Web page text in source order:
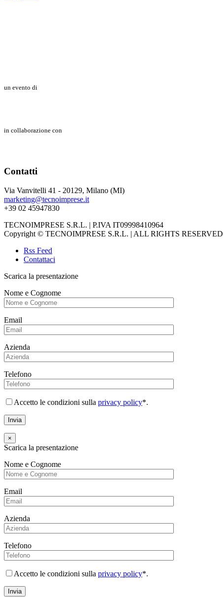
un evento di
in collaborazione con
Contatti
Via Vanvitelli 41 - 20129, Milano (MI)
marketing@tecnoimprese.it
+39 02 45947830
TECNOIMPRESE S.R.L. | P.IVA IT09998410964
Copyright © TECNOIMPRESE S.R.L. | ALL RIGHTS RESERVED
Rss Feed
Contattaci
Scarica la presentazione
Nome e Cognome
Email
Azienda
Telefono
Accetto le condizioni sulla privacy policy*.
×
Scarica la presentazione
Nome e Cognome
Email
Azienda
Telefono
Accetto le condizioni sulla privacy policy*.